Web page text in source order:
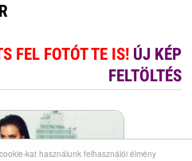
kat használunk felhasználói élmény
FEL FOTÓT TE IS! ÚJ KÉP
FELTÖLTÉS